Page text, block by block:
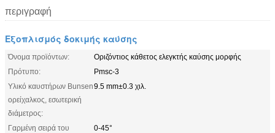
περιγραφή
Εξοπλισμός δοκιμής καύσης
Όνομα προϊόντων:
Οριζόντιος κάθετος ελεγκτής καύσης μορφής
Πρότυπο:
Pmsc-3
Υλικό καυστήρων Bunsen
ορείχαλκος, εσωτερική
διάμετρος:
9.5 mm±0.3 χιλ.
Γαρμένη σειρά του
0-45°